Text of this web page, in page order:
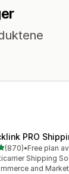
PRO
5 stjerner
(870)
870 omtaler
•Free plan
Shipping
and